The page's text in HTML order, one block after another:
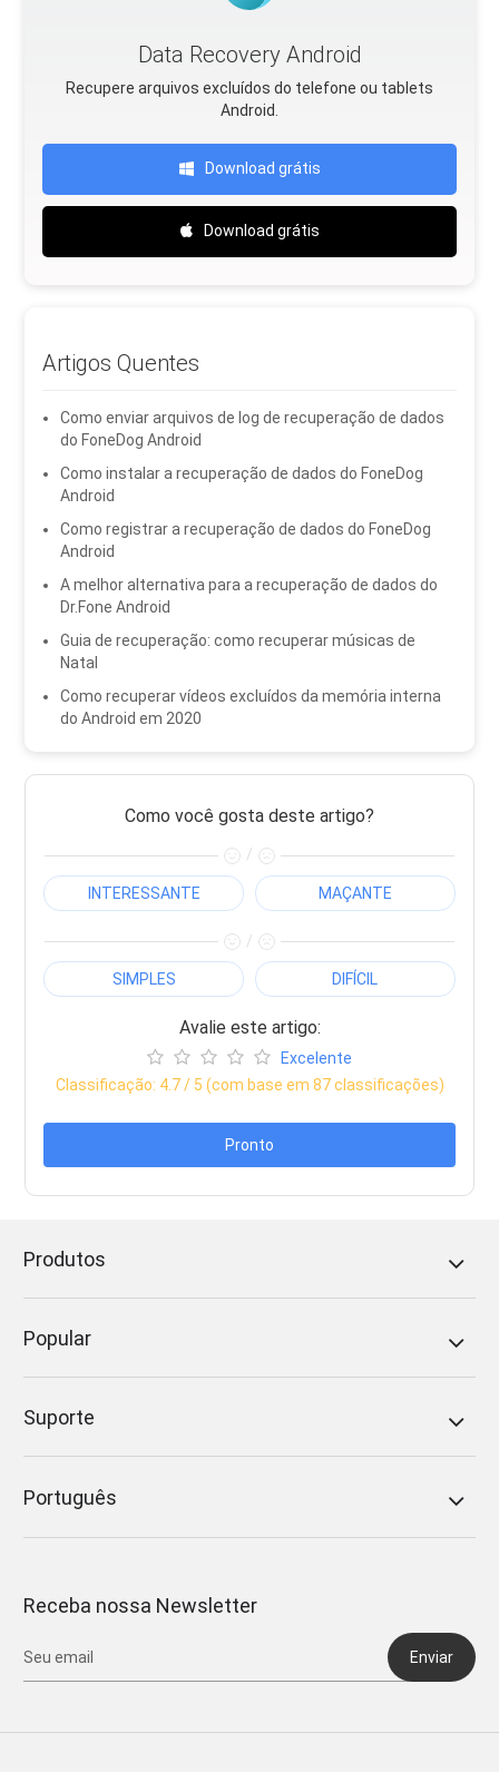
Data Recovery Android
Recupere arquivos excluídos do telefone ou tablets
Android.
Download grátis
Download grátis
Artigos Quentes
Como enviar arquivos de log de recuperação de dados
do FoneDog Android
Como instalar a recuperação de dados do FoneDog
Android
Como registrar a recuperação de dados do FoneDog
Android
A melhor alternativa para a recuperação de dados do
Dr.Fone Android
Guia de recuperação: como recuperar músicas de
Natal
Como recuperar vídeos excluídos da memória interna
do Android em 2020
Como você gosta deste artigo?
/
INTERESSANTE MAÇANTE
/
SIMPLES DIFÍCIL
Avalie este artigo:
Excelente
Classificação: 4.7/ 5 (com base em 87classificações)
Pronto
Produtos
Popular
Suporte
Português
Receba nossa Newsletter
Enviar